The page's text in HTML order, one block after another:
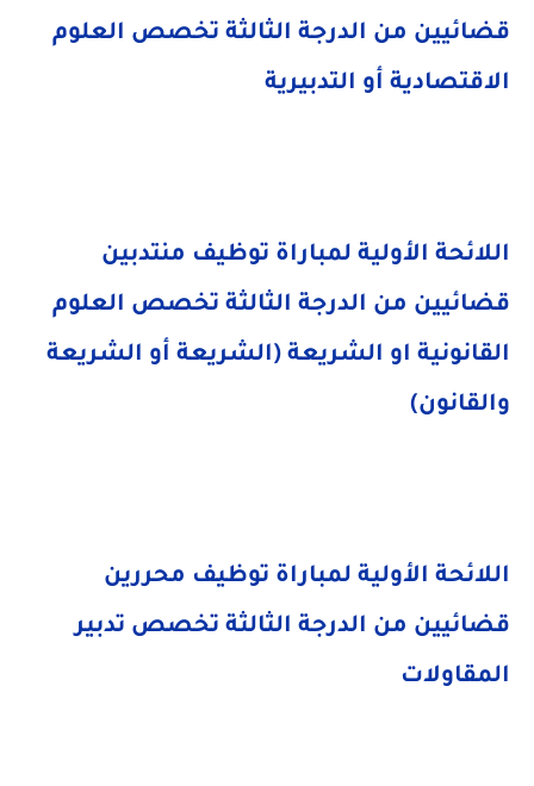
قضائيين من الدرجة الثالثة تخصص العلوم
الاقتصادية أو التدبيرية
اللائحة الأولية لمباراة توظيف منتدبين
قضائيين من الدرجة الثالثة تخصص العلوم
القانونية او الشريعة (الشريعة أو الشريعة
والقانون)
اللائحة الأولية لمباراة توظيف محررين
قضائيين من الدرجة الثالثة تخصص تدبير
المقاولات